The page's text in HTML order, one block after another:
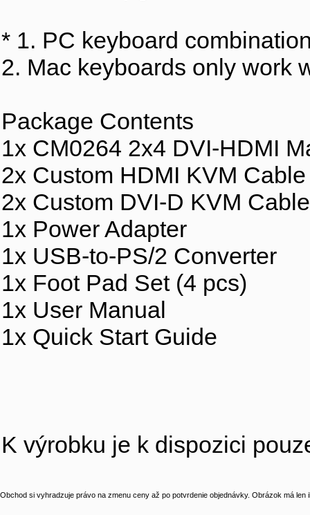
* 1. PC keyboard
2. Mac keyboards only work
Package Contents
1x CM0264 2x4 DVI-HDMI
2x Custom HDMI KVM
2x Custom DVI-D KVM
1x Power Adapter
1x USB-to-PS/2 Converter
1x Foot Pad Set (4 pcs)
1x User Manual
1x Quick Start Guide
K výrobku je k dispozici
Obchod si vyhradzuje právo na zmenu ceny až po potvrdenie objednávky. Obrázok má len